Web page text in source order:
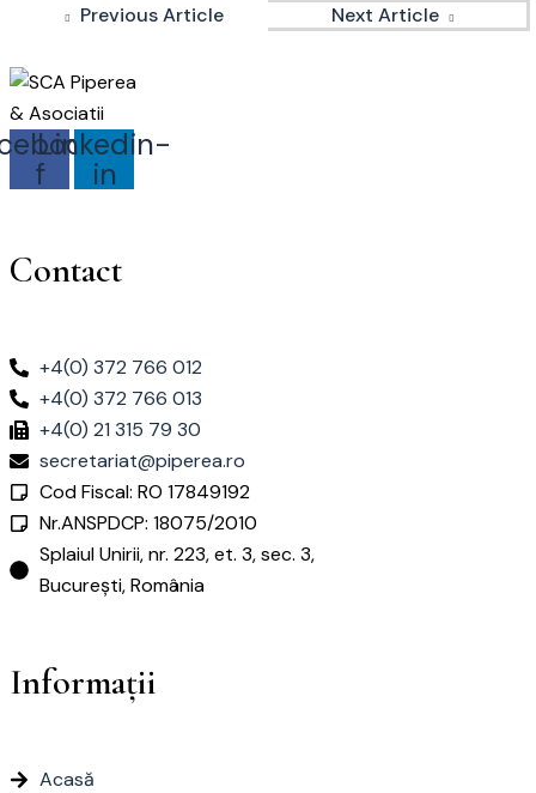
Previous Article Next Article
f
Linkedin-
in
Contact
+4(0) 372 766 012
+4(0) 372 766 013
+4(0) 21 315 79 30
secretariat@piperea.ro
Cod Fiscal: RO 17849192
Nr.ANSPDCP: 18075/2010
Splaiul Unirii, nr. 223, et. 3, sec. 3,
București, România
Informații
Acasă